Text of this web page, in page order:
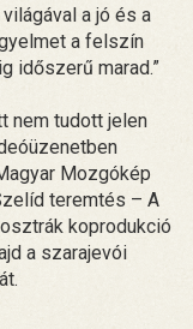
a jó és a
a felszín
időszerű marad.”
nem tudott jelen
Mozgókép
teremtés – A
koprodukció
a szarajevói